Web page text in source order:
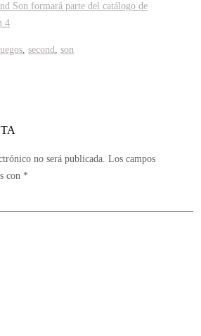
Son formará parte del catálogo de
4
,second,son
no será publicada. Los campos
con *